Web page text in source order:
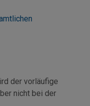
der vorläufige
nicht bei der